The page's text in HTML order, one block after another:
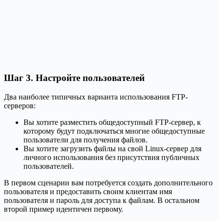
Шаг 3. Настройте пользователей
Два наиболее типичных варианта использования FTP-
серверов:
Вы хотите разместить общедоступный FTP-сервер, к
которому будут подключаться многие общедоступные
пользователи для получения файлов.
Вы хотите загрузить файлы на свой Linux-сервер для
личного использования без присутствия публичных
пользователей.
В первом сценарии вам потребуется создать дополнительного
пользователя и предоставить своим клиентам имя
пользователя и пароль для доступа к файлам. В остальном
второй пример идентичен первому.